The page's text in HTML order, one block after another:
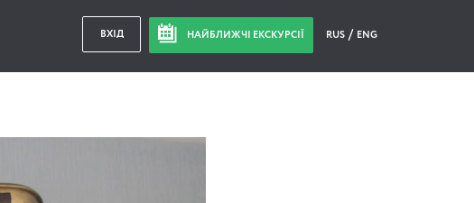
ВХІД НАЙБЛИЖЧІ ЕКСКУРСІЇ RUS ENG